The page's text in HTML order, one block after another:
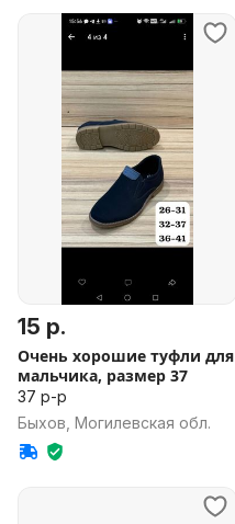
15 р.
Очень хорошие туфли для
мальчика, размер 37
37 р-р
Быхов, Могилевская обл.